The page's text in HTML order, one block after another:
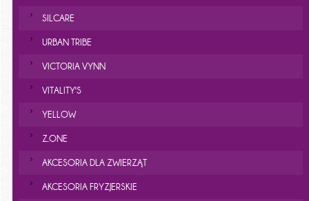
SILCARE
URBAN TRIBE
VICTORIA VYNN
VITALITY'S
YELLOW
Z.ONE
AKCESORIA DLA ZWIERZĄT
AKCESORIA FRYZJERSKIE